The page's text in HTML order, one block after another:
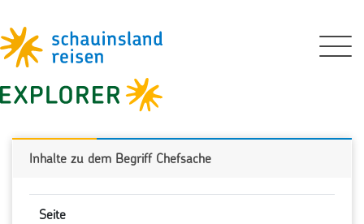
Inhalte zu dem Begriff Chefsache
Seite